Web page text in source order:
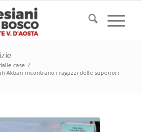
case /
Akbari incontrano i ragazzi delle superiori